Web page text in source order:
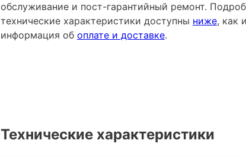
обслуживание и пост-гарантийный ремонт.
технические характеристики доступны ниже, как и
информация об оплате и доставке.
Технические характеристики